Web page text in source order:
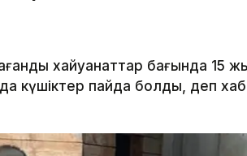
хайуанаттар бағында 15
күшіктер пайда болды, деп